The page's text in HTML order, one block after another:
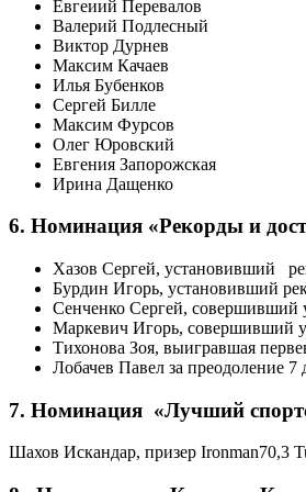
Евгеиий Перевалов
Валерий Подлесный
Виктор Дурнев
Максим Качаев
Илья Бубенков
Сергей Билле
Максим Фурсов
Олег Юровский
Евгения Запорожская
Ирина Дащенко
6. Номинация «Рекорды и
Хазов Сергей, установивший
Бурдин Игорь, установивший
Сенченко Сергей,
Маркевич Игорь, совершивший
Тихонова Зоя, выигравшая
Лобачев Павел за преодоление
7. Номинация «Лучший
Шахов Искандар, призер Ironman70,3